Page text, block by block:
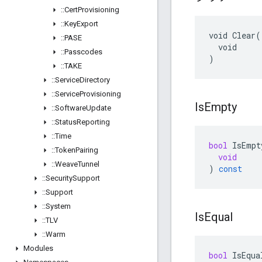
::CertProvisioning
::KeyExport
::PASE
::Passcodes
::TAKE
::ServiceDirectory
::ServiceProvisioning
::SoftwareUpdate
::StatusReporting
::Time
::TokenPairing
::WeaveTunnel
::SecuritySupport
::Support
::System
::TLV
::Warm
Modules
void Clear(
  void
)
IsEmpty
bool
void
) const
IsEqual
bool